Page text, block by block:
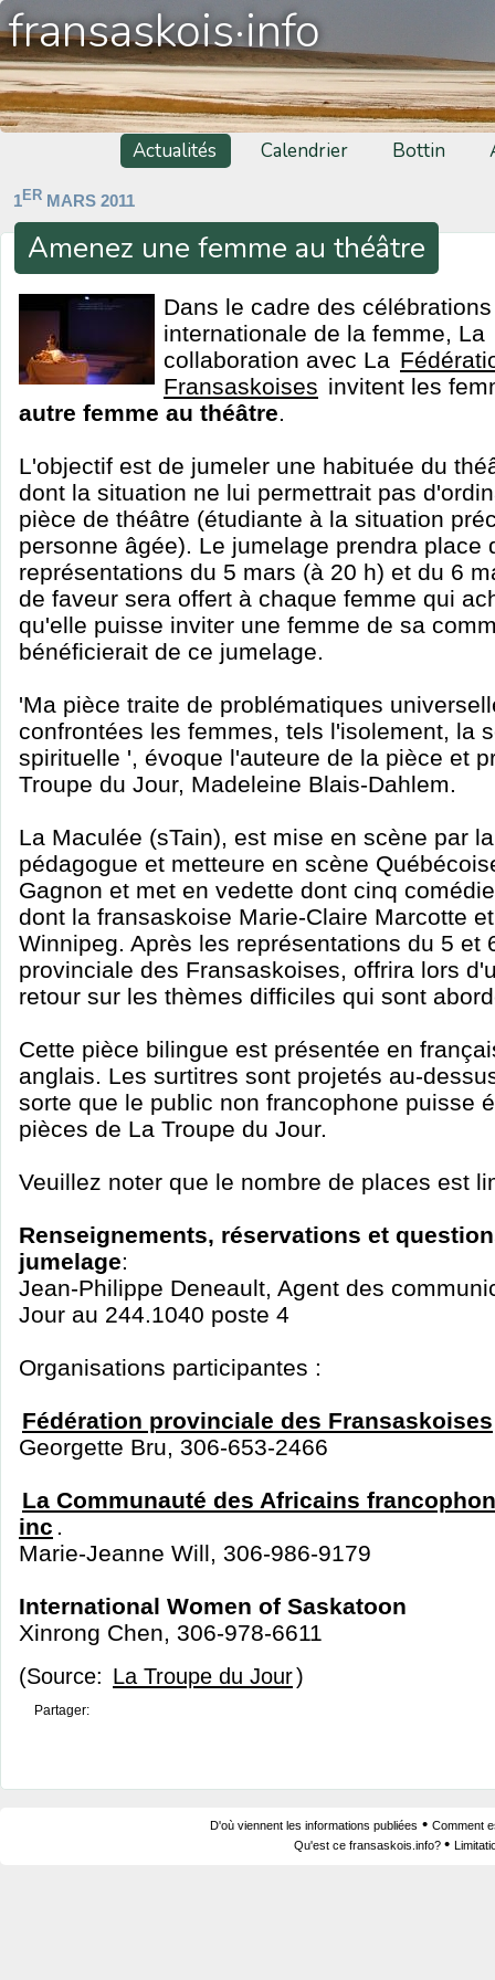
fransaskois·info
Actualités Calendrier Bottin
1ER MARS 2011
Amenez une femme au théâtre
Dans le cadre des
internationale de la femme, La
collaboration avec La
Fransaskoises invitent les
autre femme au théâtre.
L'objectif est de jumeler une habituée du
dont la situation ne lui permettrait pas
pièce de théâtre (étudiante à la situation
personne âgée). Le jumelage prendra place
représentations du 5 mars (à 20 h) et du 6
de faveur sera offert à chaque femme qui
qu'elle puisse inviter une femme de sa
bénéficierait de ce jumelage.
'Ma pièce traite de problématiques
confrontées les femmes, tels l'isolement, la
spirituelle ', évoque l'auteure de la pièce et
Troupe du Jour, Madeleine Blais-Dahlem.
La Maculée (sTain), est mise en scène par
pédagogue et metteure en scène
Gagnon et met en vedette dont cinq
dont la fransaskoise Marie-Claire Marcotte
Winnipeg. Après les représentations du 5 et
provinciale des Fransaskoises, offrira lors
retour sur les thèmes difficiles qui sont
Cette pièce bilingue est présentée en
anglais. Les surtitres sont projetés au-
sorte que le public non francophone puisse
pièces de La Troupe du Jour.
Veuillez noter que le nombre de places est
Renseignements, réservations et
jumelage:
Jean-Philippe Deneault, Agent des
Jour au 244.1040 poste 4
Organisations participantes :
Fédération provinciale des Fransaskoises
Georgette Bru, 306-653-2466
La Communauté des Africains
inc .
Marie-Jeanne Will, 306-986-9179
International Women of Saskatoon
Xinrong Chen, 306-978-6611
(Source: La Troupe du Jour)
Partager:
D'où viennent les informations publiées • Comment
Qu'est ce fransaskois.info? •